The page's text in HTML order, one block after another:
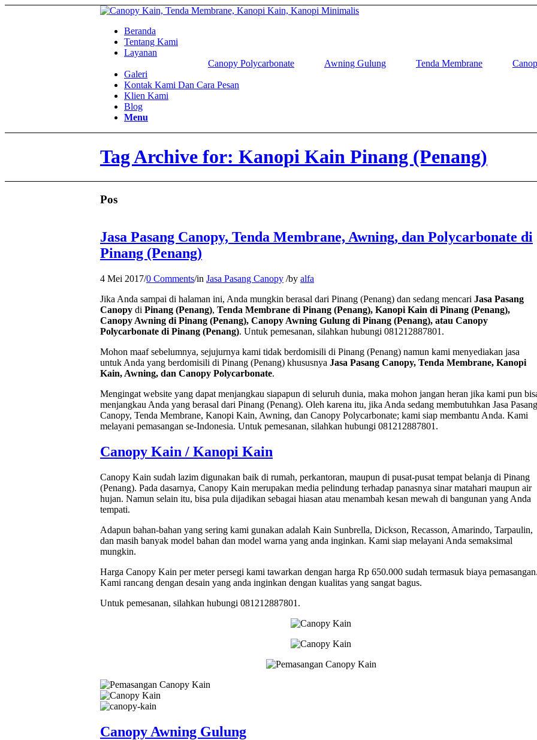
Beranda
Tentang Kami
Layanan
Canopy Polycarbonate
Awning Gulung Tenda Membrane
Galeri
Kontak Kami Dan Cara Pesan
Klien Kami
Blog
Menu
Tag Archive for: Kanopi Kain Pinang (Penang)
Pos
Jasa Pasang Canopy, Tenda Membrane, Awning, dan Polycarbonate di
Pinang (Penang)
4 Mei 2017/0 Comments/in Jasa Pasang Canopy /by alfa
Jika Anda sampai di halaman ini, Anda mungkin berasal dari Pinang (Penang) dan sedang mencari Jasa Pasang
Canopy di Pinang (Penang), Tenda Membrane di Pinang (Penang), Kanopi Kain di Pinang (Penang),
Canopy Awning di Pinang (Penang), Canopy Awning Gulung di Pinang (Penang), atau Canopy
Polycarbonate di Pinang (Penang). Untuk pemesanan, silahkan hubungi 081212887801.
Mohon maaf sebelumnya, sejujurnya kami tidak berdomisili di Pinang (Penang) namun kami menyediakan jasa
untuk Anda yang berdomisili di Pinang (Penang) khususnya Jasa Pasang Canopy, Tenda Membrane, Kanopi
Kain, Awning, dan Canopy Polycarbonate.
Mengingat website yang dapat menjangkau siapapun di seluruh dunia, maka mohon jangan heran jika kami pun
menjangkau Anda yang berasal dari Pinang (Penang). Oleh karena itu, jika Anda sedang membutuhkan Jasa Pasang
Canopy, Tenda Membrane, Kanopi Kain, Awning, dan Canopy Polycarbonate; kami siap membantu Anda. Kami
melayani pemasangan se-Indonesia. Untuk pemesanan, silahkan hubungi 081212887801.
Canopy Kain / Kanopi Kain
Canopy Kain sudah lazim digunakan baik di rumah, perkantoran, maupun di pusat-pusat tempat belanja di Pinang
(Penang). Pada dasarnya, Canopy Kain merupakan media pelindung terhadap panasnya sinar matahari maupun air
hujan. Namun selain itu, bisa pula dijadikan sebagai hiasan atau menambah kesan mewah di bangunan yang Anda
tempati.
Adapun bahan-bahan yang sering kami gunakan adalah Kain Sunbrella, Dickson, Recasson, Amarindo, Tarpaulin,
dan masih banyak model bahan dan model warna yang anda inginkan. Kami siap melayani Anda semaksimal
mungkin.
Harga Canopy Kain per meter persegi kami tawarkan dengan harga Rp 650.000 sudah termasuk biaya
Kami rancang dengan desain yang anda inginkan dengan kualitas yang sangat bagus.
Untuk pemesanan, silahkan hubungi 081212887801.
Canopy Awning Gulung